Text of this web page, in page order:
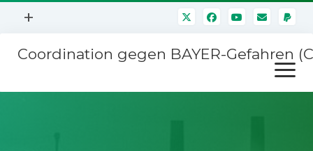
Menü
+
Mitmachen
Coordination gegen BAYER-Gefahren
Menü
öffnen